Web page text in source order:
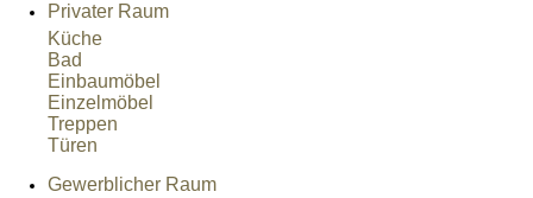
Privater Raum
Küche
Bad
Einbaumöbel
Einzelmöbel
Treppen
Türen
Gewerblicher Raum